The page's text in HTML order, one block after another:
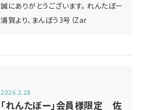
誠にありがとうございます。 れんたぼー
浦賀より、まんぼう3号（Zar
2026.2.28
「れんたぼー」会員様限定 佐